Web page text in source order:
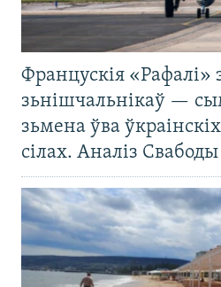
Францускія «Рафалі»
зьнішчальнікаў —
зьмена ўва
сілах. Аналіз Свабоды